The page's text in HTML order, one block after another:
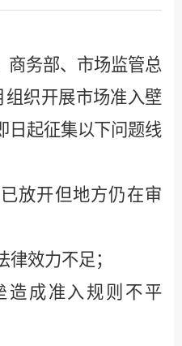
商务部、市场监管总
组织开展市场准入壁
日起征集以下问题线
放开但地方仍在审
律效力不足；
造成准入规则不平